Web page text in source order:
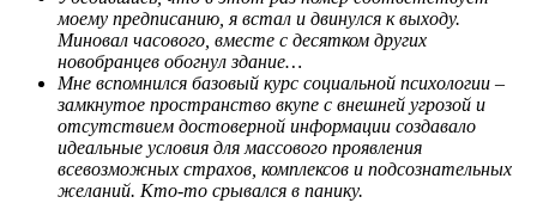
моему предписанию, я встал и двинулся к выходу.
Миновал часового, вместе с десятком других
новобранцев обогнул здание…
Мне вспомнился базовый курс социальной психологии –
замкнутое пространство вкупе с внешней угрозой и
отсутствием достоверной информации создавало
идеальные условия для массового проявления
всевозможных страхов, комплексов и подсознательных
желаний. Кто-то срывался в панику.